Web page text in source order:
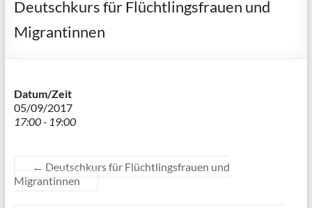
Deutschkurs für Flüchtlingsfrauen und
Migrantinnen
Datum/Zeit
05/09/2017
17:00 - 19:00
← Deutschkurs für Flüchtlingsfrauen und
Migrantinnen